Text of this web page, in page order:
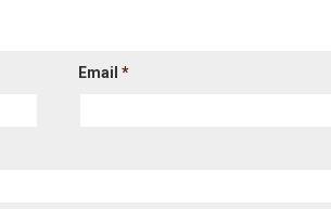
Email *